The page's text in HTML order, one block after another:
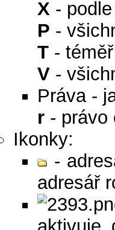
X -
P -
T -
V -
Práva -
r - právo
Ikonky:
-
adresář